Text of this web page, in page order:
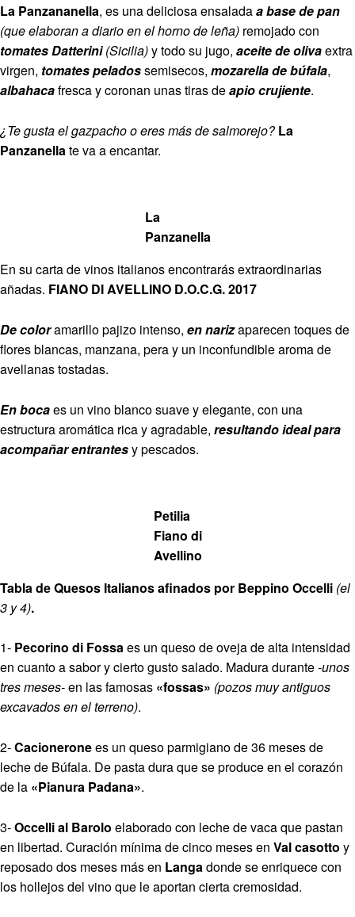
La Panzananella, es una deliciosa ensaladaa base de pan
(que elaboran a diario en el horno de leña) remojado con
tomates Datterini (Sicilia)y todo su jugo, aceite de olivaextra
virgen, tomates peladossemisecos, mozarella de búfala,
albahacafresca y coronan unas tiras deapio crujiente.
¿Te gusta el gazpacho o eres más de salmorejo? La
Panzanellate va a encantar.
La
Panzanella
En su carta de vinos italianos encontrarás extraordinarias
añadas. FIANO DI AVELLINO D.O.C.G. 2017
De coloramarillo pajizo intenso, en narizaparecen toques de
flores blancas, manzana, pera y un inconfundible aroma de
avellanas tostadas.
En bocaes un vino blanco suave y elegante, con una
estructura aromática rica y agradable, resultando ideal para
acompañar entrantesy pescados.
Petilia
Fiano di
Avellino
Tabla de Quesos Italianos afinados por Beppino Occelli (el
3 y 4).
1- Pecorino di Fossaes un queso de oveja de alta intensidad
en cuanto a sabor y cierto gusto salado. Madura durante-unos
tres meses-en las famosas «fossas» (pozos muy antiguos
excavados en el terreno).
2-Cacioneronees un queso parmigiano de 36 meses de
leche de Búfala. De pasta dura que se produce en el corazón
de la «Pianura Padana».
3-Occelli al Barolo elaborado con leche de vaca que pastan
en libertad. Curación mínima de cinco meses en Val casotto y
reposado dos meses más en Langadonde se enriquece con
los hollejos del vino que le aportan cierta cremosidad.